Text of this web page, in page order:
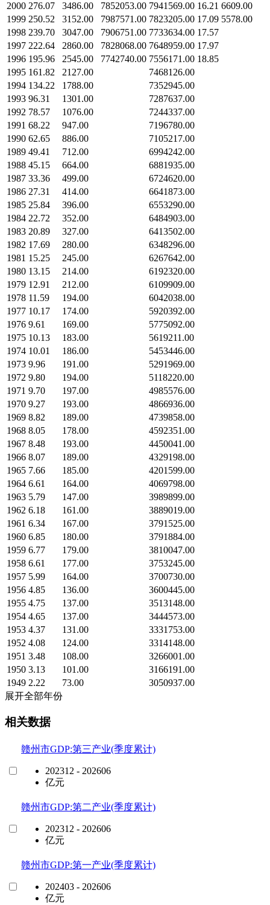
2000 276.07 3486.00 7852053.00 7941569.00 16.21 6609.00
1999 250.52 3152.00 7987571.00 7823205.00 17.09 5578.00
1998 239.70 3047.00 7906751.00 7733634.00 17.57
1997 222.64 2860.00 7828068.00 7648959.00 17.97
1996 195.96 2545.00 7742740.00 7556171.00 18.85
1995 161.82 2127.00
7468126.00
1994 134.22 1788.00
7352945.00
1993 96.31 1301.00
7287637.00
1992 78.57 1076.00
7244337.00
1991 68.22 947.00
7196780.00
1990 62.65 886.00
7105217.00
1989 49.41 712.00
6994242.00
1988 45.15 664.00
6881935.00
1987 33.36 499.00
6724620.00
1986 27.31 414.00
6641873.00
1985 25.84 396.00
6553290.00
1984 22.72 352.00
6484903.00
1983 20.89 327.00
6413502.00
1982 17.69 280.00
6348296.00
1981 15.25 245.00
6267642.00
1980 13.15 214.00
6192320.00
1979 12.91 212.00
6109909.00
1978 11.59 194.00
6042038.00
1977 10.17 174.00
5920392.00
1976 9.61 169.00
5775092.00
1975 10.13 183.00
5619211.00
1974 10.01 186.00
5453446.00
1973 9.96 191.00
5291969.00
1972 9.80 194.00
5118220.00
1971 9.70 197.00
4985576.00
1970 9.27 193.00
4866936.00
1969 8.82 189.00
4739858.00
1968 8.05 178.00
4592351.00
1967 8.48 193.00
4450041.00
1966 8.07 189.00
4329198.00
1965 7.66 185.00
4201599.00
1964 6.61 164.00
4069798.00
1963 5.79 147.00
3989899.00
1962 6.18 161.00
3889019.00
1961 6.34 167.00
3791525.00
1960 6.85 180.00
3791884.00
1959 6.77 179.00
3810047.00
1958 6.61 177.00
3753245.00
1957 5.99 164.00
3700730.00
1956 4.85 136.00
3600445.00
1955 4.75 137.00
3513148.00
1954 4.65 137.00
3444573.00
1953 4.37 131.00
3331753.00
1952 4.08 124.00
3314148.00
1951 3.48 108.00
3266001.00
1950 3.13 101.00
3166191.00
1949 2.22 73.00
3050937.00
展开全部年份
相关数据
赣州市GDP:第三产业(季度累计)
202312 - 202606
亿元
赣州市GDP:第二产业(季度累计)
202312 - 202606
亿元
赣州市GDP:第一产业(季度累计)
202403 - 202606
亿元